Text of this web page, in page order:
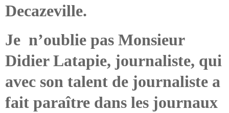
Decazeville.
Je n’oublie pas Monsieur
Didier Latapie, journaliste, qui
avec son talent de journaliste a
fait paraître dans les journaux